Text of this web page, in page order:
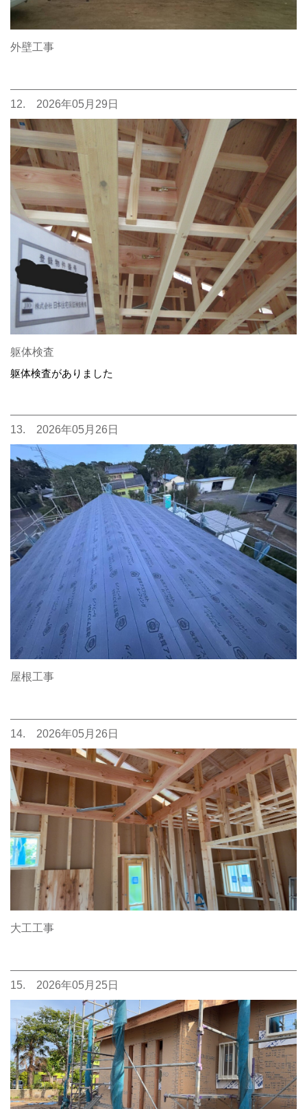
外壁工事
12. 2026年05月29日
躯体検査
躯体検査がありました
13. 2026年05月26日
屋根工事
14. 2026年05月26日
大工工事
15. 2026年05月25日